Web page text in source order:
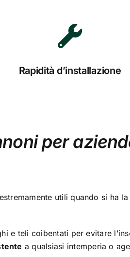
Rapidità d’installazione
per
utili quando si ha
e teli coibentati per evitare
a qualsiasi intemperia o